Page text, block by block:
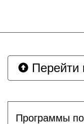
Перейти
Программы